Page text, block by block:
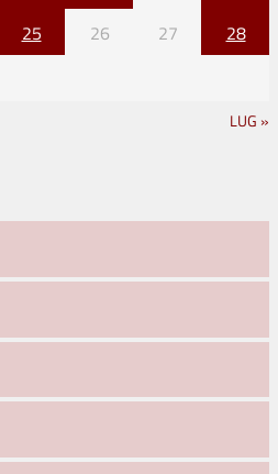
25 26 27
28
LUG »